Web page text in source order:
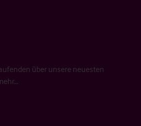
über unsere neuesten